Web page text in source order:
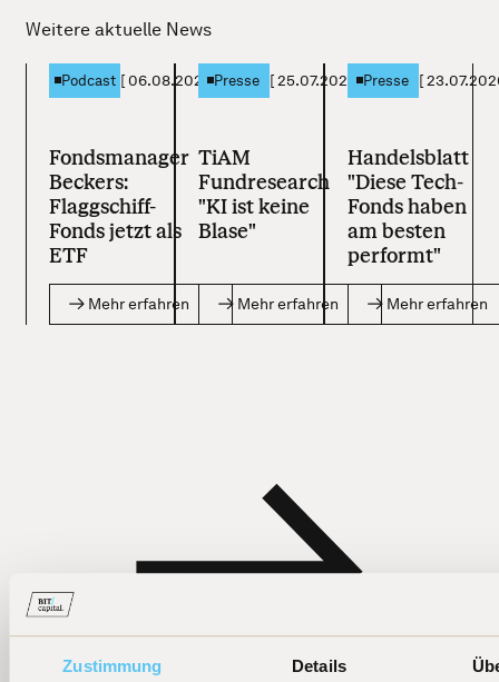
Zustimmung Details
Weitere aktuelle News
Podcast [06.08.2026]
Fondsmanager
Beckers:
Flaggschiff-
Fonds jetzt als
ETF
Mehr erfahren
Presse [25.07.2026 ]
TiAM
Fundresearch
"KI ist keine
Blase"
Mehr erfahren
Presse [
Handelsblatt
"Diese Tech-
Fonds haben
am besten
performt"
Mehr erfahren